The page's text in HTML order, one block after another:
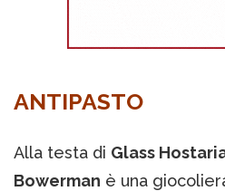
ANTIPASTO
Alla testa di Glass
Bowerman è una